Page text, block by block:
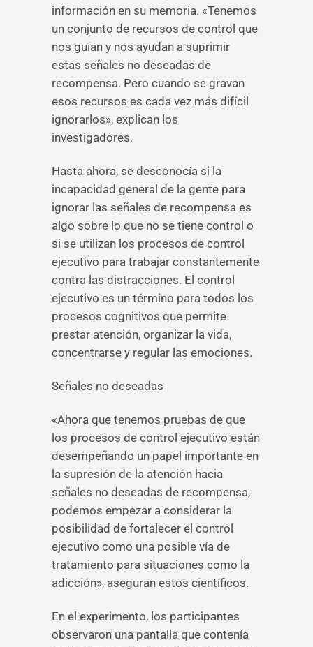
información en su memoria. «Tenemos
un conjunto de recursos de control que
nos guían y nos ayudan a suprimir
estas señales no deseadas de
recompensa. Pero cuando se gravan
esos recursos es cada vez más difícil
ignorarlos», explican los
investigadores.
Hasta ahora, se desconocía si la
incapacidad general de la gente para
ignorar las señales de recompensa es
algo sobre lo que no se tiene control o
si se utilizan los procesos de control
ejecutivo para trabajar constantemente
contra las distracciones. El control
ejecutivo es un término para todos los
procesos cognitivos que permite
prestar atención, organizar la vida,
concentrarse y regular las emociones.
Señales no deseadas
«Ahora que tenemos pruebas de que
los procesos de control ejecutivo están
desempeñando un papel importante en
la supresión de la atención hacia
señales no deseadas de recompensa,
podemos empezar a considerar la
posibilidad de fortalecer el control
ejecutivo como una posible vía de
tratamiento para situaciones como la
adicción», aseguran estos científicos.
En el experimento, los participantes
observaron una pantalla que contenía